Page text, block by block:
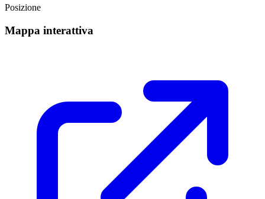
Posizione
Mappa interattiva